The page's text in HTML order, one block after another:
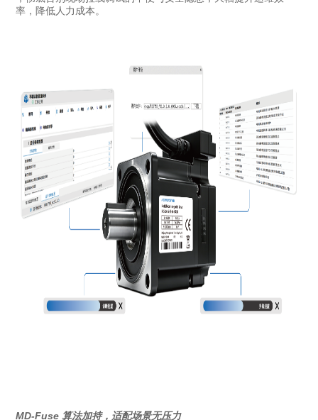
率，降低人力成本。
MD-Fuse 算法加持，适配场景无压力